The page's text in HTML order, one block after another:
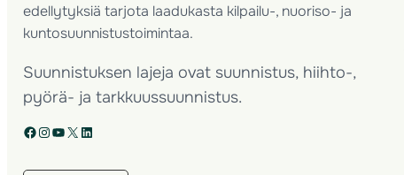
edellytyksiä tarjota laadukasta kilpailu-, nuoriso- ja
kuntosuunnistustoimintaa.
Suunnistuksen lajeja ovat suunnistus, hiihto-,
pyörä- ja tarkkuussuunnistus.
Facebook Instagram YouTube X LinkedIn